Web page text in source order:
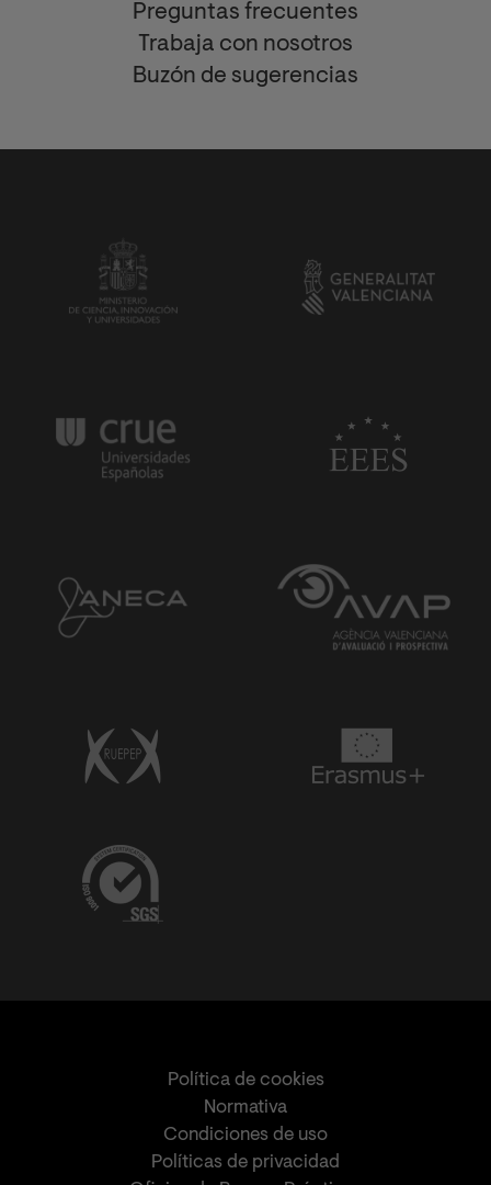
Preguntas frecuentes
Trabaja con nosotros
Buzón de sugerencias
Política de cookies
Normativa
Condiciones de uso
Políticas de privacidad